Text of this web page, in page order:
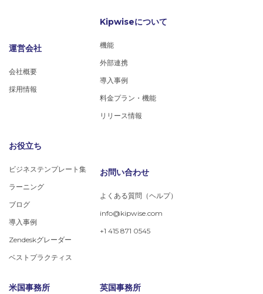
運営会社
会社概要
採用情報
Kipwiseについて
機能
外部連携
導入事例
料金プラン・機能
リリース情報
お役立ち
ビジネステンプレート集
ラーニング
ブログ
導入事例
Zendeskグレーダー
ベストプラクティス
お問い合わせ
よくある質問（ヘルプ）
info@kipwise.com
+1 415 871 0545
米国事務所 英国事務所